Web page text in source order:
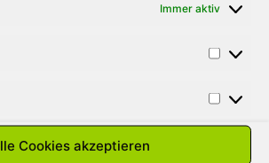
Immer aktiv
Cookies akzeptieren
AUF DÄCHER
Anlass weisen wie darauf
momentanen Wetterlage
für Schäden durch